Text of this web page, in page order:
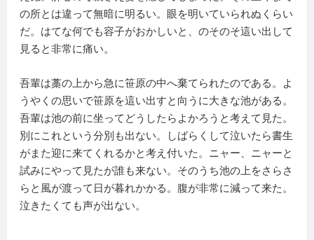
の所とは違って無暗に明るい。眼を明いていられぬくらい
だ。はてな何でも容子がおかしいと、のそのそ這い出して
見ると非常に痛い。
吾輩は藁の上から急に笹原の中へ棄てられたのである。よ
うやくの思いで笹原を這い出すと向うに大きな池がある。
吾輩は池の前に坐ってどうしたらよかろうと考えて見た。
別にこれという分別も出ない。しばらくして泣いたら書生
がまた迎に来てくれるかと考え付いた。ニャー、ニャーと
試みにやって見たが誰も来ない。そのうち池の上をさらさ
らと風が渡って日が暮れかかる。腹が非常に減って来た。
泣きたくても声が出ない。